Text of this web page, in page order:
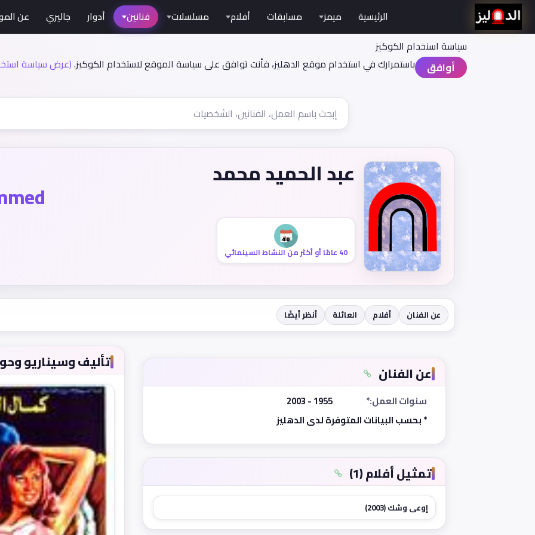
سياسة اسنخدام الكوكيز
أوافق
باستمرارك في استخدام موقع الدهليز، فأنت توافق على سياسة الموقع لاستخدام الكوكيز.(عرض سياسة
الرئيسية ميمز مسابقات أفلام مسلسلات فنانين أدوار جاليري عن
عبد الحميد محمد
40 عامًا أو أكثر من النشاط السينمائي
عن الفنان أفلام العائلة أنظر أيضًا
عن الفنان
سنوات العمل:*
1955 - 2003
* بحسب البيانات المتوفرة لدى الدهليز
تمثيل أفلام (1)
★ 4.9
إوعى وشك (2003)
تأليف وسيناريو